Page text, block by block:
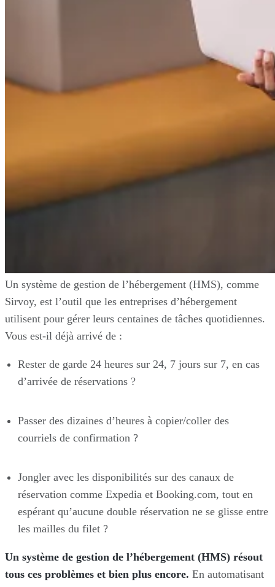
Un système de gestion de l’hébergement (HMS), comme
Sirvoy, est l’outil que les entreprises d’hébergement
utilisent pour gérer leurs centaines de tâches quotidiennes.
Vous est-il déjà arrivé de :
Rester de garde 24 heures sur 24, 7 jours sur 7, en cas
d’arrivée de réservations ?
Passer des dizaines d’heures à copier/coller des
courriels de confirmation ?
Jongler avec les disponibilités sur des canaux de
réservation comme Expedia et Booking.com, tout en
espérant qu’aucune double réservation ne se glisse entre
les mailles du filet ?
Un système de gestion de l’hébergement (HMS) résout
tous ces problèmes et bien plus encore. En automatisant